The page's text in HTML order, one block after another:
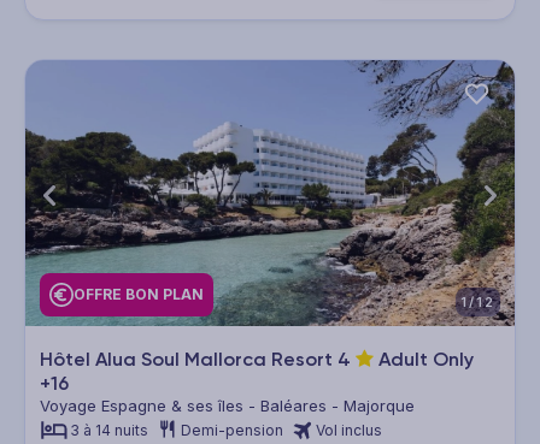
OFFRE BON PLAN 1/12
Hôtel Alua Soul Mallorca Resort 4
Adult Only
+16
Voyage Espagne & ses îles - Baléares - Majorque
3 à 14 nuits Demi-pension Vol inclus